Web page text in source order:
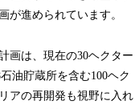
が進められています。
画は、現在の30ヘクター
油貯蔵所を含む100ヘク
アの再開発も視野に入れ